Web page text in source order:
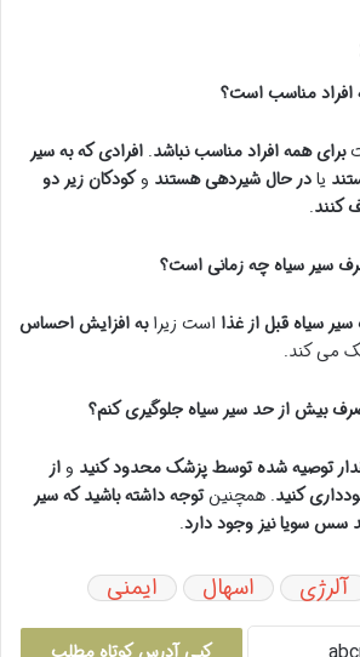
برای همه افراد مناسب نباشد. افرادی که به سیر
یادر حال شیردهی هستند وکودکان زیر دو
کنند.
سیاهقبل از غذا است زیرابه افزایش احساس
می کند.
توصیه شده توسط پزشکمحدود کنید واز
کنید. همچنینتوجه داشته باشید که سیر
سس سویانیز وجود دارد.
آلرژی اسهال ایمنی